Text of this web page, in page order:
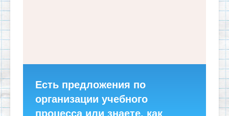
Есть предложения по
организации учебного
процесса или знаете, как